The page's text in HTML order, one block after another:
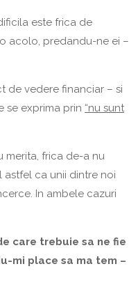
este frica de
acolo, predandu-ne ei –
de vedere financiar – si
se exprima prin “nu sunt
merita, frica de-a nu
astfel ca unii dintre noi
In ambele cazuri
care trebuie sa ne fie
mi place sa ma tem –